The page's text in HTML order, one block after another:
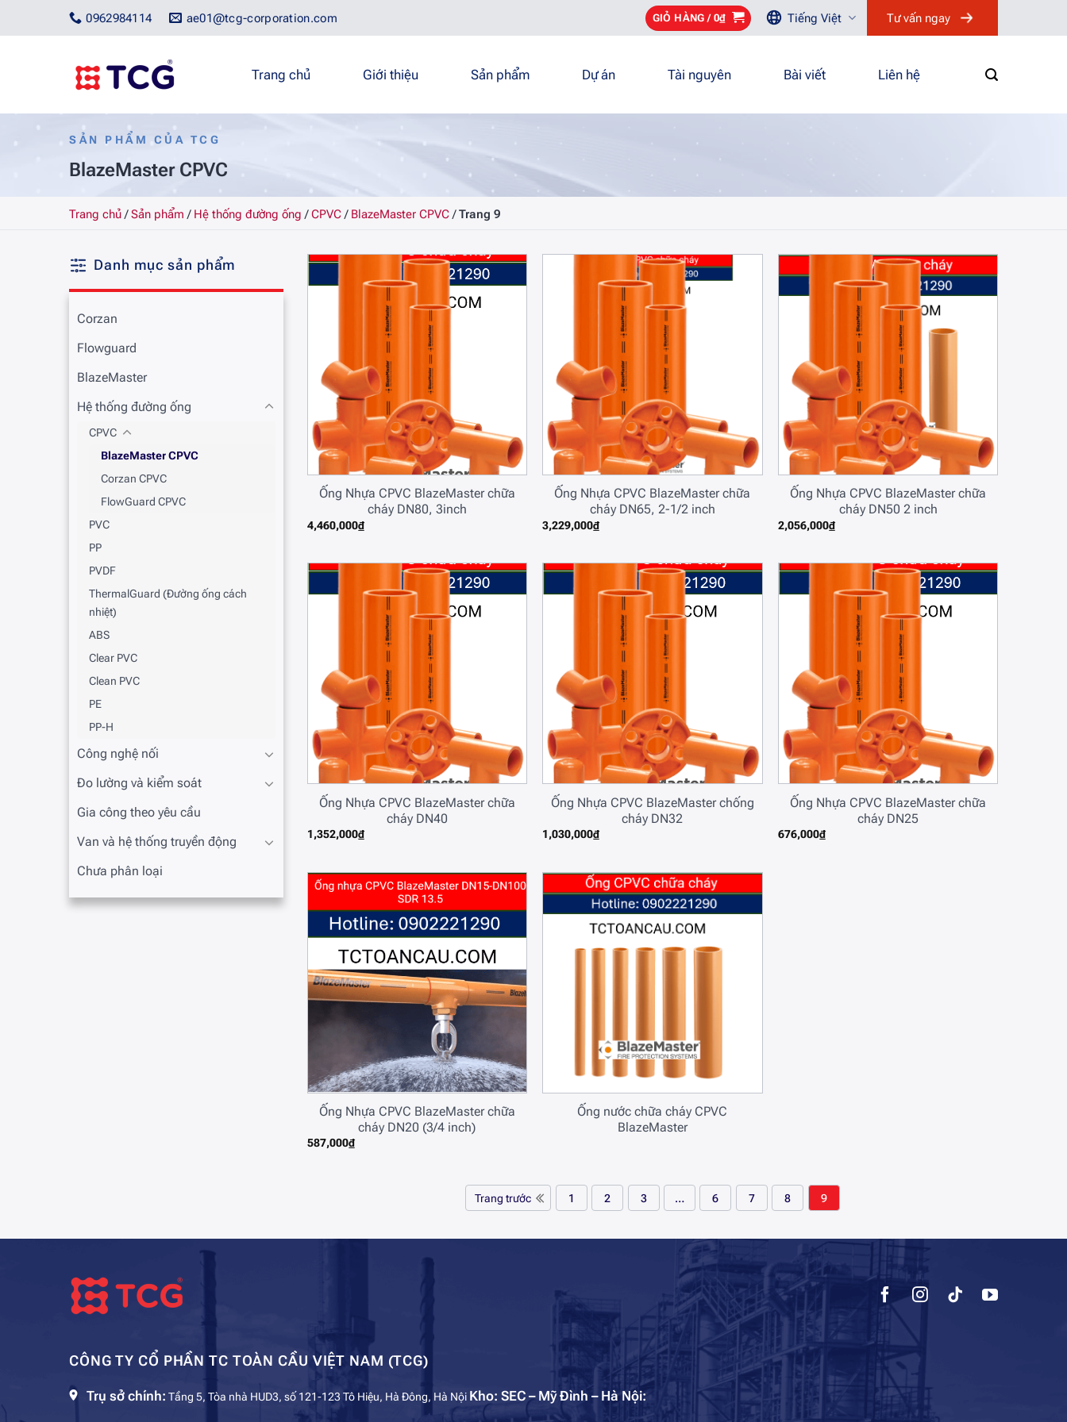
ae01@tcg-corporation.com
0962984114 GIỎ HÀNG / 0₫ Tiếng Việt Tư vấn ngay
Trang chủ Giới thiệu Sản phẩm Dự án Tài nguyên Bài viết Liên hệ
SẢN PHẨM CỦA TCG
BlazeMaster CPVC
Trang chủ/Sản phẩm / Hệ thống đường ống /CPVC/ BlazeMaster CPVC/Trang 9
Danh mục sản phẩm
Corzan
Flowguard
BlazeMaster
Hệ thống đường ống
CPVC
BlazeMaster CPVC
Corzan CPVC
FlowGuard CPVC
PVC
PP
PVDF
ThermalGuard (Đường ống cách
nhiệt)
ABS
Clear PVC
Clean PVC
PE
PP-H
Công nghệ nối
Đo lường và kiểm soát
Gia công theo yêu cầu
Van và hệ thống truyền động
Chưa phân loại
Ống Nhựa CPVC BlazeMaster chữa
cháy DN80, 3inch
4,460,000₫
Ống Nhựa CPVC BlazeMaster chữa
cháy DN65, 2-1/2 inch
3,229,000₫
Ống Nhựa CPVC BlazeMaster chữa
cháy DN50 2 inch
2,056,000₫
Ống Nhựa CPVC BlazeMaster chữa
cháy DN40
1,352,000₫
Ống Nhựa CPVC BlazeMaster chống
cháy DN32
1,030,000₫
Ống Nhựa CPVC BlazeMaster chữa
cháy DN25
676,000₫
Ống Nhựa CPVC BlazeMaster chữa
cháy DN20 (3/4 inch)
587,000₫
Ống nước chữa cháy CPVC
BlazeMaster
Trang trước 1 2 3 … 6 7 8 9
CÔNG TY CỔ PHẦN TC TOÀN CẦU VIỆT NAM (TCG)
Trụ sở chính: Tầng 5, Tòa nhà HUD3, số 121-123 Tô Hiệu, Hà Đông, Hà Nội Kho: SEC – Mỹ Đình – Hà Nội: